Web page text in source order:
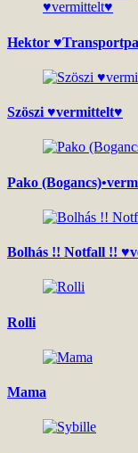
Hektor
Szöszi ♥vermittelt♥
Pako
Bolhás !! Notfall !!
Rolli
Mama